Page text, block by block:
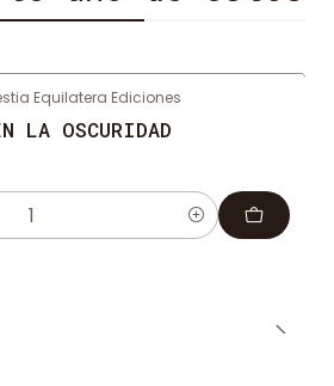
Equilatera Ediciones
LA OSCURIDAD